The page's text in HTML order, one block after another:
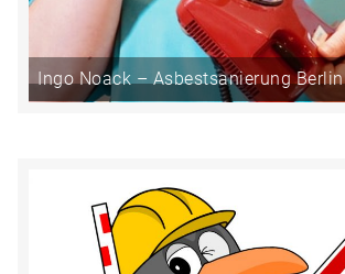
Ingo Noack – Asbestsanierung Berlin